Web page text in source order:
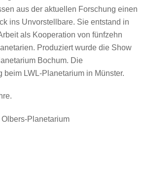
aus der aktuellen Forschung einen
ins Unvorstellbare. Sie entstand in
als Kooperation von fünfzehn
Produziert wurde die Show
Bochum. Die
beim LWL-Planetarium in Münster.
Olbers-Planetarium